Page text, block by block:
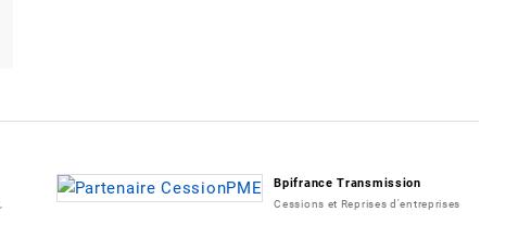
Bpifrance Transmission
Cessions et Reprises d'entreprises